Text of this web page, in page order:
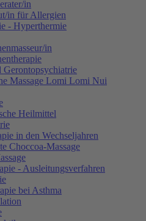
in
in für Allergien
- Hyperthermie
in
Gerontopsychiatrie
Massage Lomi Lomi Nui
Heilmittel
in den Wechseljahren
Choccoa-Massage
- Ausleitungsverfahren
bei Asthma